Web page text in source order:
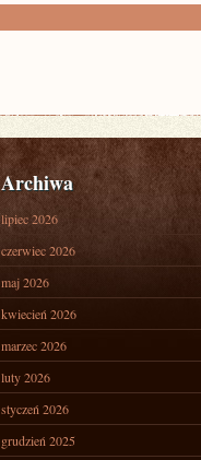
Archiwa
lipiec 2026
czerwiec 2026
maj 2026
kwiecień 2026
marzec 2026
luty 2026
styczeń 2026
grudzień 2025